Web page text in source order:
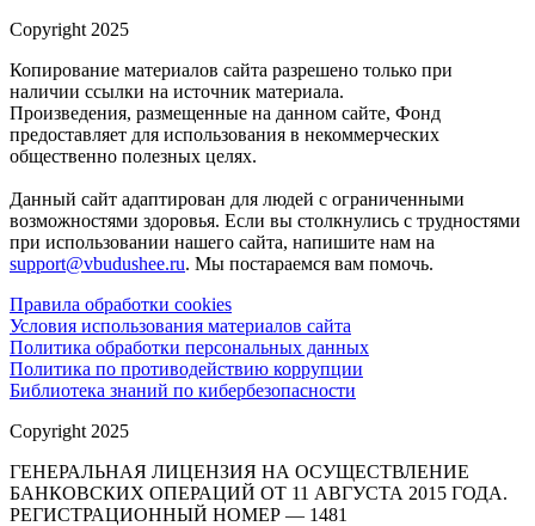
Copyright 2025
Копирование материалов сайта разрешено только при
наличии ссылки на источник материала.
Произведения, размещенные на данном сайте, Фонд
предоставляет для использования в некоммерческих
общественно полезных целях.
Данный сайт адаптирован для людей с ограниченными
возможностями здоровья. Если вы столкнулись с трудностями
при использовании нашего сайта, напишите нам на
support@vbudushee.ru. Мы постараемся вам помочь.
Правила обработки cookies
Условия использования материалов сайта
Политика обработки персональных данных
Политика по противодействию коррупции
Библиотека знаний по кибербезопасности
Copyright 2025
ГЕНЕРАЛЬНАЯ ЛИЦЕНЗИЯ НА ОСУЩЕСТВЛЕНИЕ
БАНКОВСКИХ ОПЕРАЦИЙ ОТ 11 АВГУСТА 2015 ГОДА.
РЕГИСТРАЦИОННЫЙ НОМЕР — 1481